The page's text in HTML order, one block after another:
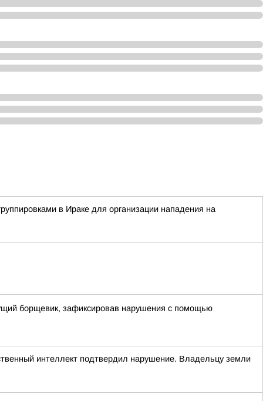
в Ираке для организации нападения на
борщевик, зафиксировав нарушения с помощью
интеллект подтвердил нарушение. Владельцу земли